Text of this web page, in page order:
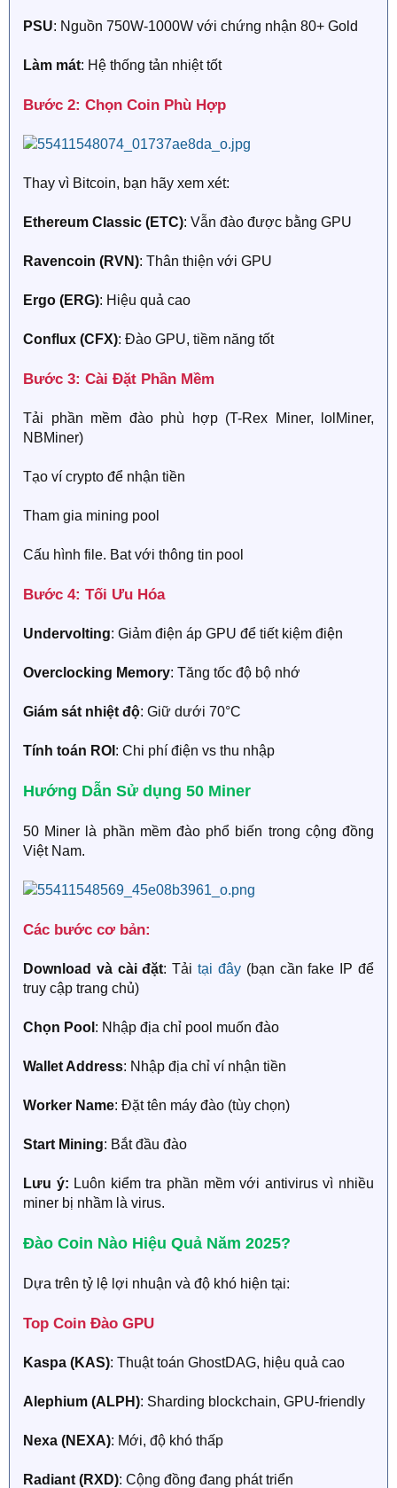
PSU: Nguồn 750W-1000W với chứng nhận 80+ Gold
Làm mát: Hệ thống tản nhiệt tốt
Bước 2: Chọn Coin Phù Hợp​
Thay vì Bitcoin, bạn hãy xem xét:
Ethereum Classic (ETC): Vẫn đào được bằng GPU
Ravencoin (RVN): Thân thiện với GPU
Ergo (ERG): Hiệu quả cao
Conflux (CFX): Đào GPU, tiềm năng tốt
Bước 3: Cài Đặt Phần Mềm​
Tải phần mềm đào phù hợp (T-Rex Miner, lolMiner,
NBMiner)
Tạo ví crypto để nhận tiền
Tham gia mining pool
Cấu hình file. Bat với thông tin pool
Bước 4: Tối Ưu Hóa​
Undervolting: Giảm điện áp GPU để tiết kiệm điện
Overclocking Memory: Tăng tốc độ bộ nhớ
Giám sát nhiệt độ: Giữ dưới 70°C
Tính toán ROI : Chi phí điện vs thu nhập
Hướng Dẫn Sử dụng 50 Miner​
50 Miner là phần mềm đào phổ biến trong cộng đồng
Việt Nam.
Các bước cơ bản:
Download và cài đặt: Tảitại đây(bạn cần fake IP để
truy cập trang chủ)
Chọn Pool : Nhập địa chỉ pool muốn đào
Wallet Address: Nhập địa chỉ ví nhận tiền
Worker Name: Đặt tên máy đào (tùy chọn)
Start Mining: Bắt đầu đào
Lưu ý: Luôn kiểm tra phần mềm với antivirus vì nhiều
miner bị nhầm là virus.
Đào Coin Nào Hiệu Quả Năm 2025?​
Dựa trên tỷ lệ lợi nhuận và độ khó hiện tại:
Top Coin Đào GPU​
Kaspa (KAS): Thuật toán GhostDAG, hiệu quả cao
Alephium (ALPH): Sharding blockchain, GPU-friendly
Nexa (NEXA): Mới, độ khó thấp
Radiant (RXD): Cộng đồng đang phát triển